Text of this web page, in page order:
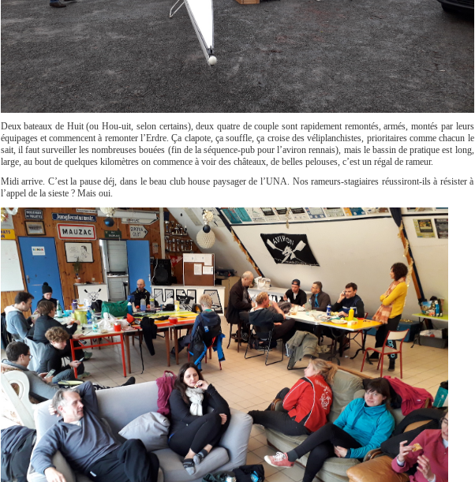
Deux bateaux de Huit (ou Hou-uit, selon certains), deux quatre de couple sont rapidement remontés, armés, montés par leurs
équipages et commencent à remonter l’Erdre. Ça clapote, ça souffle, ça croise des véliplanchistes, prioritaires comme chacun le
sait, il faut surveiller les nombreuses bouées (fin de la séquence-pub pour l’aviron rennais), mais le bassin de pratique est long,
large, au bout de quelques kilomètres on commence à voir des châteaux, de belles pelouses, c’est un régal de rameur.
Midi arrive. C’est la pause déj, dans le beau club house paysager de l’UNA. Nos rameurs-stagiaires réussiront-ils à résister à
l’appel de la sieste ? Mais oui.